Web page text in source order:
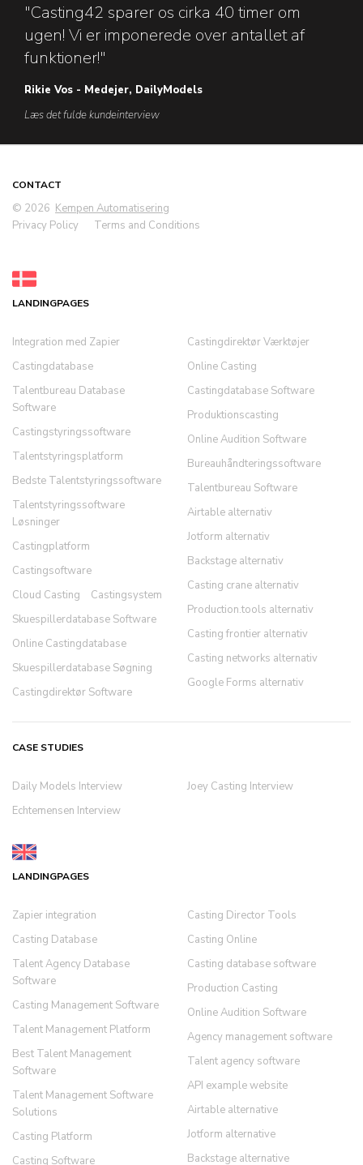
"Casting42 sparer os cirka 40 timer om
ugen! Vi er imponerede over antallet af
funktioner!"
Rikie Vos - Medejer, DailyModels
Læs det fulde kundeinterview
CONTACT
© 2026 Kempen Automatisering
Privacy Policy
Terms and Conditions
LANDINGPAGES
Integration med Zapier
Castingdatabase
Talentbureau Database
Software
Castingstyringssoftware
Talentstyringsplatform
Bedste Talentstyringssoftware
Talentstyringssoftware
Løsninger
Castingplatform
Castingsoftware
Cloud Casting
Castingsystem
Skuespillerdatabase Software
Online Castingdatabase
Skuespillerdatabase Søgning
Castingdirektør Software
Castingdirektør Værktøjer
Online Casting
Castingdatabase Software
Produktionscasting
Online Audition Software
Bureauhåndteringssoftware
Talentbureau Software
Airtable alternativ
Jotform alternativ
Backstage alternativ
Casting crane alternativ
Production.tools alternativ
Casting frontier alternativ
Casting networks alternativ
Google Forms alternativ
CASE STUDIES
Daily Models Interview
Echtemensen Interview
Joey Casting Interview
LANDINGPAGES
Zapier integration
Casting Database
Talent Agency Database
Software
Casting Management Software
Talent Management Platform
Best Talent Management
Software
Talent Management Software
Solutions
Casting Platform
Casting Software
Casting Director Tools
Casting Online
Casting database software
Production Casting
Online Audition Software
Agency management software
Talent agency software
API example website
Airtable alternative
Jotform alternative
Backstage alternative